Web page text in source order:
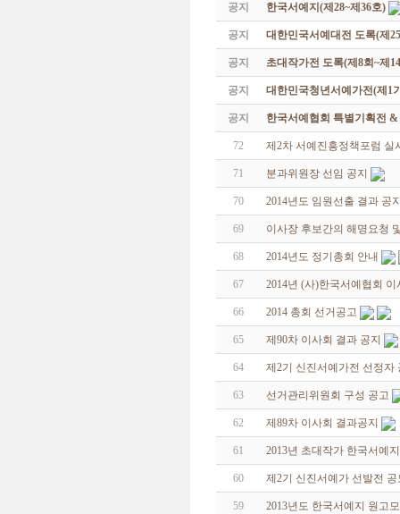
공지 한국서예지(제28~제36호)
공지 대한민국서예대전 도록(제
공지 초대작가전 도록(제8회~제
공지 대한민국청년서예가전(제1
공지 한국서예협회 특별기획전 &
72 제2차 서예진흥정책포럼 실
71 분과위원장 선임 공지
70 2014년도 임원선출 결과 공
69 이사장 후보간의 해명요청
68 2014년도 정기총회 안내
67 2014년 (사)한국서예협회
66 2014 총회 선거공고
65 제90차 이사회 결과 공지
64 제2기 신진서예가전 선정자
63 선거관리위원회 구성 공고
62 제89차 이사회 결과공지
61 2013년 초대작가 한국서예
60 제2기 신진서예가 선발전
59 2013년도 한국서예지 원고